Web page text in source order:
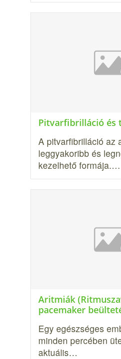
Pitvarfibrilláció és
A pitvarfibrilláció az
leggyakoribb és
kezelhető formája.…
Aritmiák
pacemaker
Egy egészséges
minden percében
aktuális…